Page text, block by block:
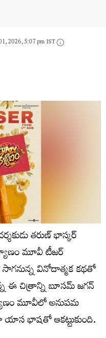
2026, 5:07 pm IST
తరుణ్ భాస్కర్
మూవీ టీజర్
వినోదాత్మక కథతో
ఈ చిత్రాన్ని బూసమ్ జగన్
మూవీలో అనుపమ
భాషతో ఆకట్టుకుంది.